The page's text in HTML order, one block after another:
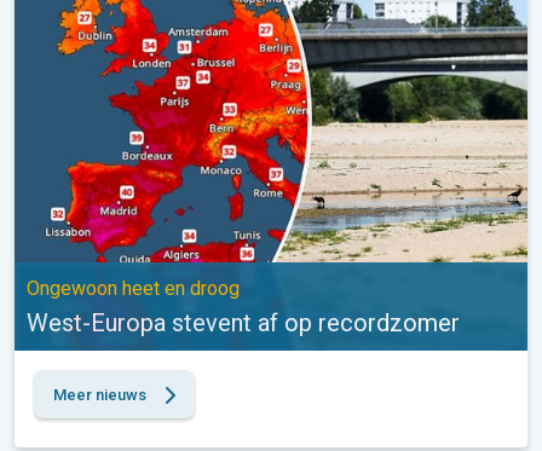
Ongewoon heet en droog
West-Europa stevent af op recordzomer
Meer nieuws